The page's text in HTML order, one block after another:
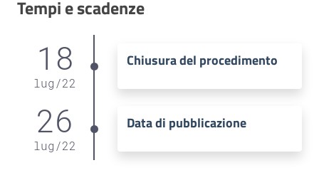
Tempi e scadenze
18
lug /22
Chiusura del procedimento
26
lug /22
Data di pubblicazione